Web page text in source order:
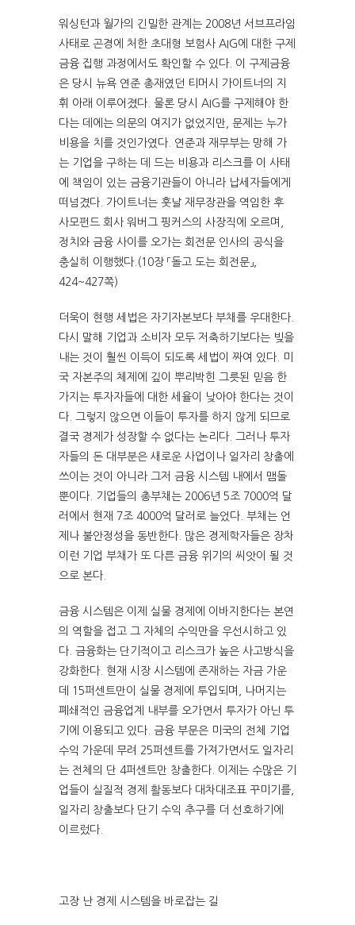
워싱턴과 월가의 긴밀한 관계는 2008년 서브프라임
사태로 곤경에 처한 초대형 보험사 AIG에 대한 구제
금융 집행 과정에서도 확인할 수 있다. 이 구제금융
은 당시 뉴욕 연준 총재였던 티머시 가이트너의 지
휘 아래 이루어졌다. 물론 당시 AIG를 구제해야 한
다는 데에는 의문의 여지가 없었지만, 문제는 누가
비용을 치를 것인가였다. 연준과 재무부는 망해 가
는 기업을 구하는 데 드는 비용과 리스크를 이 사태
에 책임이 있는 금융기관들이 아니라 납세자들에게
떠넘겼다. 가이트너는 훗날 재무장관을 역임한 후
사모펀드 회사 워버그 핑커스의 사장직에 오르며,
정치와 금융 사이를 오가는 회전문 인사의 공식을
충실히 이행했다.(10장 「돌고 도는 회전문」,
424~427쪽)
더욱이 현행 세법은 자기자본보다 부채를 우대한다.
다시 말해 기업과 소비자 모두 저축하기보다는 빚을
내는 것이 훨씬 이득이 되도록 세법이 짜여 있다. 미
국 자본주의 체제에 깊이 뿌리박힌 그릇된 믿음 한
가지는 투자자들에 대한 세율이 낮아야 한다는 것이
다. 그렇지 않으면 이들이 투자를 하지 않게 되므로
결국 경제가 성장할 수 없다는 논리다. 그러나 투자
자들의 돈 대부분은 새로운 사업이나 일자리 창출에
쓰이는 것이 아니라 그저 금융 시스템 내에서 맴돌
뿐이다. 기업들의 총부채는 2006년 5조 7000억 달
러에서 현재 7조 4000억 달러로 늘었다. 부채는 언
제나 불안정성을 동반한다. 많은 경제학자들은 장차
이런 기업 부채가 또 다른 금융 위기의 씨앗이 될 것
으로 본다.
금융 시스템은 이제 실물 경제에 이바지한다는 본연
의 역할을 접고 그 자체의 수익만을 우선시하고 있
다. 금융화는 단기적이고 리스크가 높은 사고방식을
강화한다. 현재 시장 시스템에 존재하는 자금 가운
데 15퍼센트만이 실물 경제에 투입되며, 나머지는
폐쇄적인 금융업계 내부를 오가면서 투자가 아닌 투
기에 이용되고 있다. 금융 부문은 미국의 전체 기업
수익 가운데 무려 25퍼센트를 가져가면서도 일자리
는 전체의 단 4퍼센트만 창출한다. 이제는 수많은 기
업들이 실질적 경제 활동보다 대차대조표 꾸미기를,
일자리 창출보다 단기 수익 추구를 더 선호하기에
이르렀다.
고장 난 경제 시스템을 바로잡는 길